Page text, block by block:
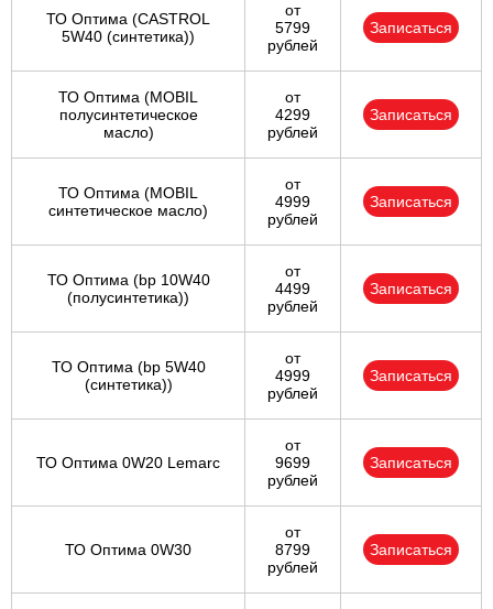
ТО Оптима (CASTROL
5W40 (синтетика))
от
5799
рублей
Записаться
ТО Оптима (MOBIL
полусинтетическое
масло)
от
4299
рублей
Записаться
ТО Оптима (MOBIL
синтетическое масло)
от
4999
рублей
Записаться
ТО Оптима (bp 10W40
(полусинтетика))
от
4499
рублей
Записаться
ТО Оптима (bp 5W40
(синтетика))
от
4999
рублей
Записаться
ТО Оптима 0W20 Lemarc
от
9699
рублей
Записаться
ТО Оптима 0W30
от
8799
рублей
Записаться